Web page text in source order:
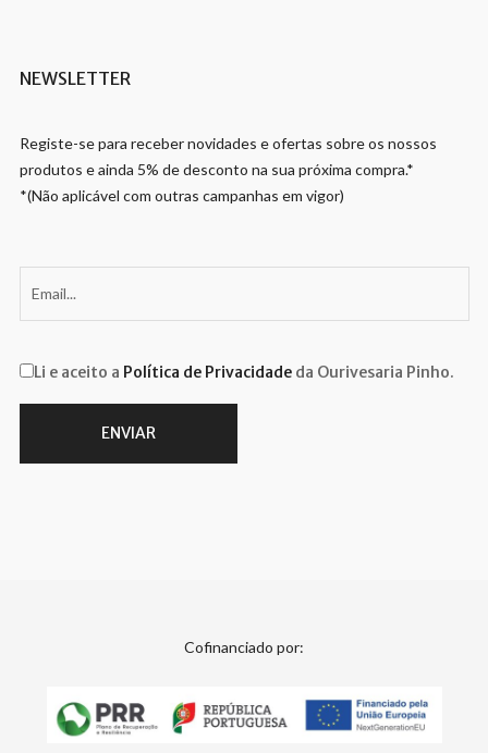
NEWSLETTER
Registe-se para receber novidades e ofertas sobre os nossos
produtos e ainda 5% de desconto na sua próxima compra.*
*(Não aplicável com outras campanhas em vigor)
Li e aceito a Política de Privacidadeda Ourivesaria Pinho.
Cofinanciado por: